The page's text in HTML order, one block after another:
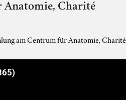
Anatomie, Charité
am Centrum für Anatomie, Charité